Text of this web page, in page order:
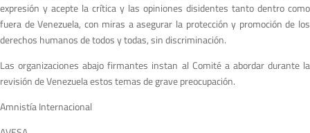
expresión y acepte la crítica y las opiniones disidentes tanto dentro como
fuera de Venezuela, con miras a asegurar la protección y promoción de los
derechos humanos de todos y todas, sin discriminación.
Las organizaciones abajo firmantes instan al Comité a abordar durante la
revisión de Venezuela estos temas de grave preocupación.
Amnistía Internacional